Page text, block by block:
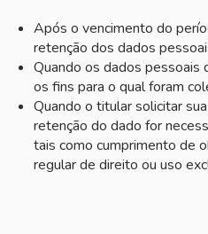
Após o vencimento do
retenção dos dados
Quando os dados pessoais
os fins para o qual foram
Quando o titular solicitar
retenção do dado for
tais como cumprimento de
regular de direito ou uso